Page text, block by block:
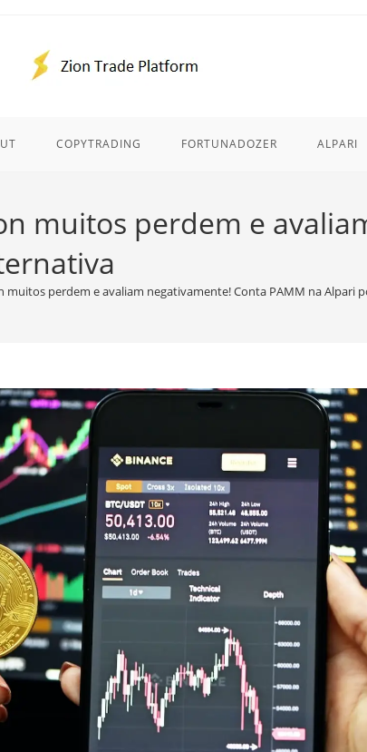
COPYTRADING FORTUNADOZER ALPARI
muitos perdem e
muitos perdem e avaliam negativamente! Conta PAMM na Alpari